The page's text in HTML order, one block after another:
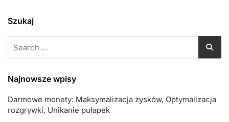
Szukaj
for:
Najnowsze wpisy
Darmowe monety: Maksymalizacja zysków, Optymalizacja
rozgrywki, Unikanie pułapek